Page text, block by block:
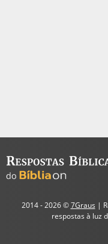
2014 - 2026 ©7Graus |
respostas à luz